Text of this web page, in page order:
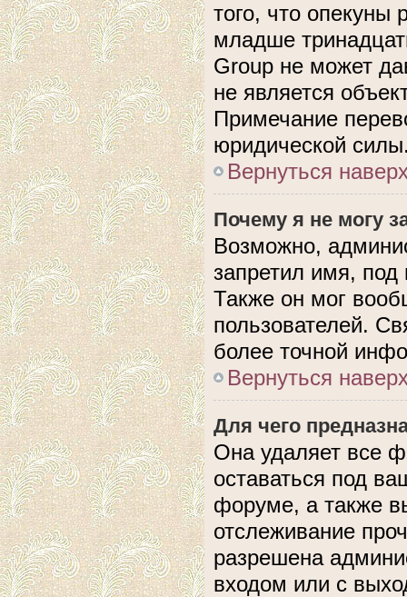
того, что опекуны
младше
Group не может
не является
Примечание
юридической
Вернуться
Почему я не могу
Возможно,
запретил имя, под
Также он мог
пользователей.
более точной
Вернуться
Для чего
Она удаляет все
оставаться под
форуме, а также
отслеживание
разрешена
входом или с